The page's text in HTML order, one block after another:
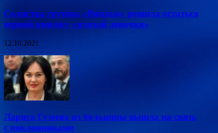
Солистка группы «Винтаж» решила остаться
верной имиджу «плохой девочки»
12.10.2021
Лариса Гузеева из больницы вышла на связь
с поклонниками